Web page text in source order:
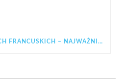
PRZEWODNIK PO ALPACH FRANCUSKICH – NAJWAŻNIEJSZE INFORMACJE PRZED WYJAZDEM